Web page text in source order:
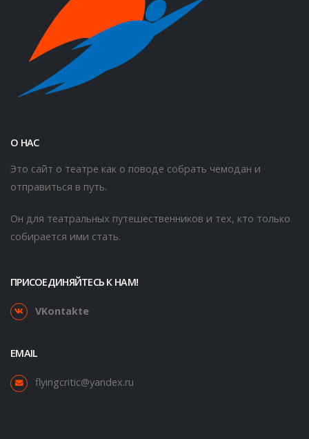
О НАС
Это сайт о театре как о поводе собрать чемодан и
отправиться в путь.
Он для театральных путешественников и тех, кто только
собирается ими стать.
ПРИСОЕДИНЯЙТЕСЬ К НАМ!
VKontakte
EMAIL
flyingcritic@yandex.ru